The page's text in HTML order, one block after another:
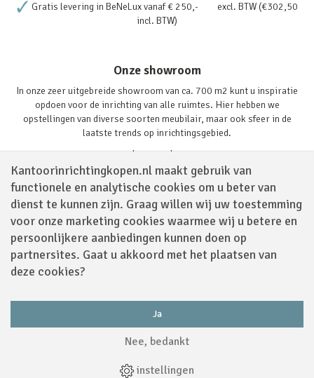
Kantoorinrichtingkopen.nl maakt gebruik van
functionele en analytische cookies om u beter van
dienst te kunnen zijn. Graag willen wij uw toestemming
voor onze marketing cookies waarmee wij u betere en
persoonlijkere aanbiedingen kunnen doen op
partnersites. Gaat u akkoord met het plaatsen van
deze cookies?
Ja
Nee, bedankt
instellingen
Gratis levering in BeNeLux vanaf € 250,- excl. BTW (€302,50
incl. BTW)
Onze showroom
In onze zeer uitgebreide showroom van ca. 700 m2 kunt u inspiratie
opdoen voor de inrichting van alle ruimtes. Hier hebben we
opstellingen van diverse soorten meubilair, maar ook sfeer in de
laatste trends op inrichtingsgebied.
Lees verder
Sitemap
WebdesignbyApplepie